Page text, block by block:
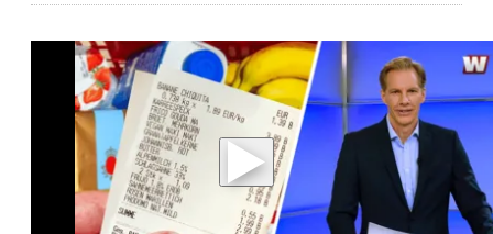
Mit der Wiedergabe dieses Videos werden
Daten an Youtube übertragen.
Hinweise dazu erhalten Sie in der Datenschutzerklärung
Akzeptieren